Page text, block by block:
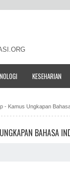
KESEHARIAN
- Kamus Ungkapan
BAHASA